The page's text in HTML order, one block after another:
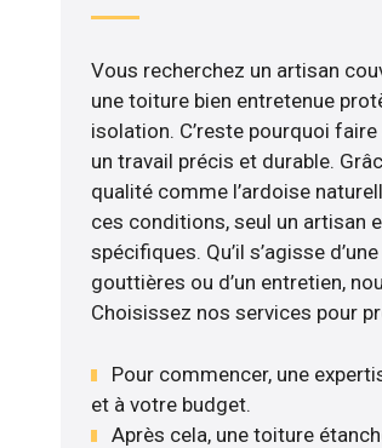
Vous recherchez un artisan
une toiture bien entretenue
isolation. C’reste pourquoi
un travail précis et durable.
qualité comme l’ardoise
ces conditions, seul un artisan
spécifiques. Qu’il s’agisse
gouttières ou d’un entretien,
Choisissez nos services pour
Pour commencer, une
et à votre budget.
Après cela, une toiture